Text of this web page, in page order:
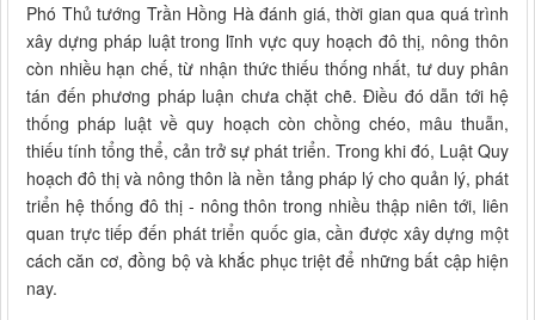
Phó Thủ tướng Trần Hồng Hà đánh giá, thời gian qua quá trình
xây dựng pháp luật trong lĩnh vực quy hoạch đô thị, nông thôn
còn nhiều hạn chế, từ nhận thức thiếu thống nhất, tư duy phân
tán đến phương pháp luận chưa chặt chẽ. Điều đó dẫn tới hệ
thống pháp luật về quy hoạch còn chồng chéo, mâu thuẫn,
thiếu tính tổng thể, cản trở sự phát triển. Trong khi đó, Luật Quy
hoạch đô thị và nông thôn là nền tảng pháp lý cho quản lý, phát
triển hệ thống đô thị - nông thôn trong nhiều thập niên tới, liên
quan trực tiếp đến phát triển quốc gia, cần được xây dựng một
cách căn cơ, đồng bộ và khắc phục triệt để những bất cập hiện
nay.